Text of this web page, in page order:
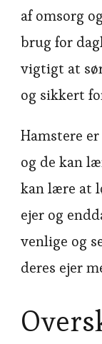
af omsorg
brug for
vigtigt at
og sikkert
Hamstere
og de kan
kan lære at
ejer og
venlige og
deres ejer